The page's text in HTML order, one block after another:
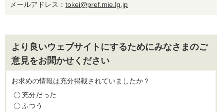
メールアドレス： tokei@pref.mie.lg.jp
より良いウェブサイトにするためにみなさまのご
意見をお聞かせください
お求めの情報は充分掲載されていましたか？
充分だった
ふつう